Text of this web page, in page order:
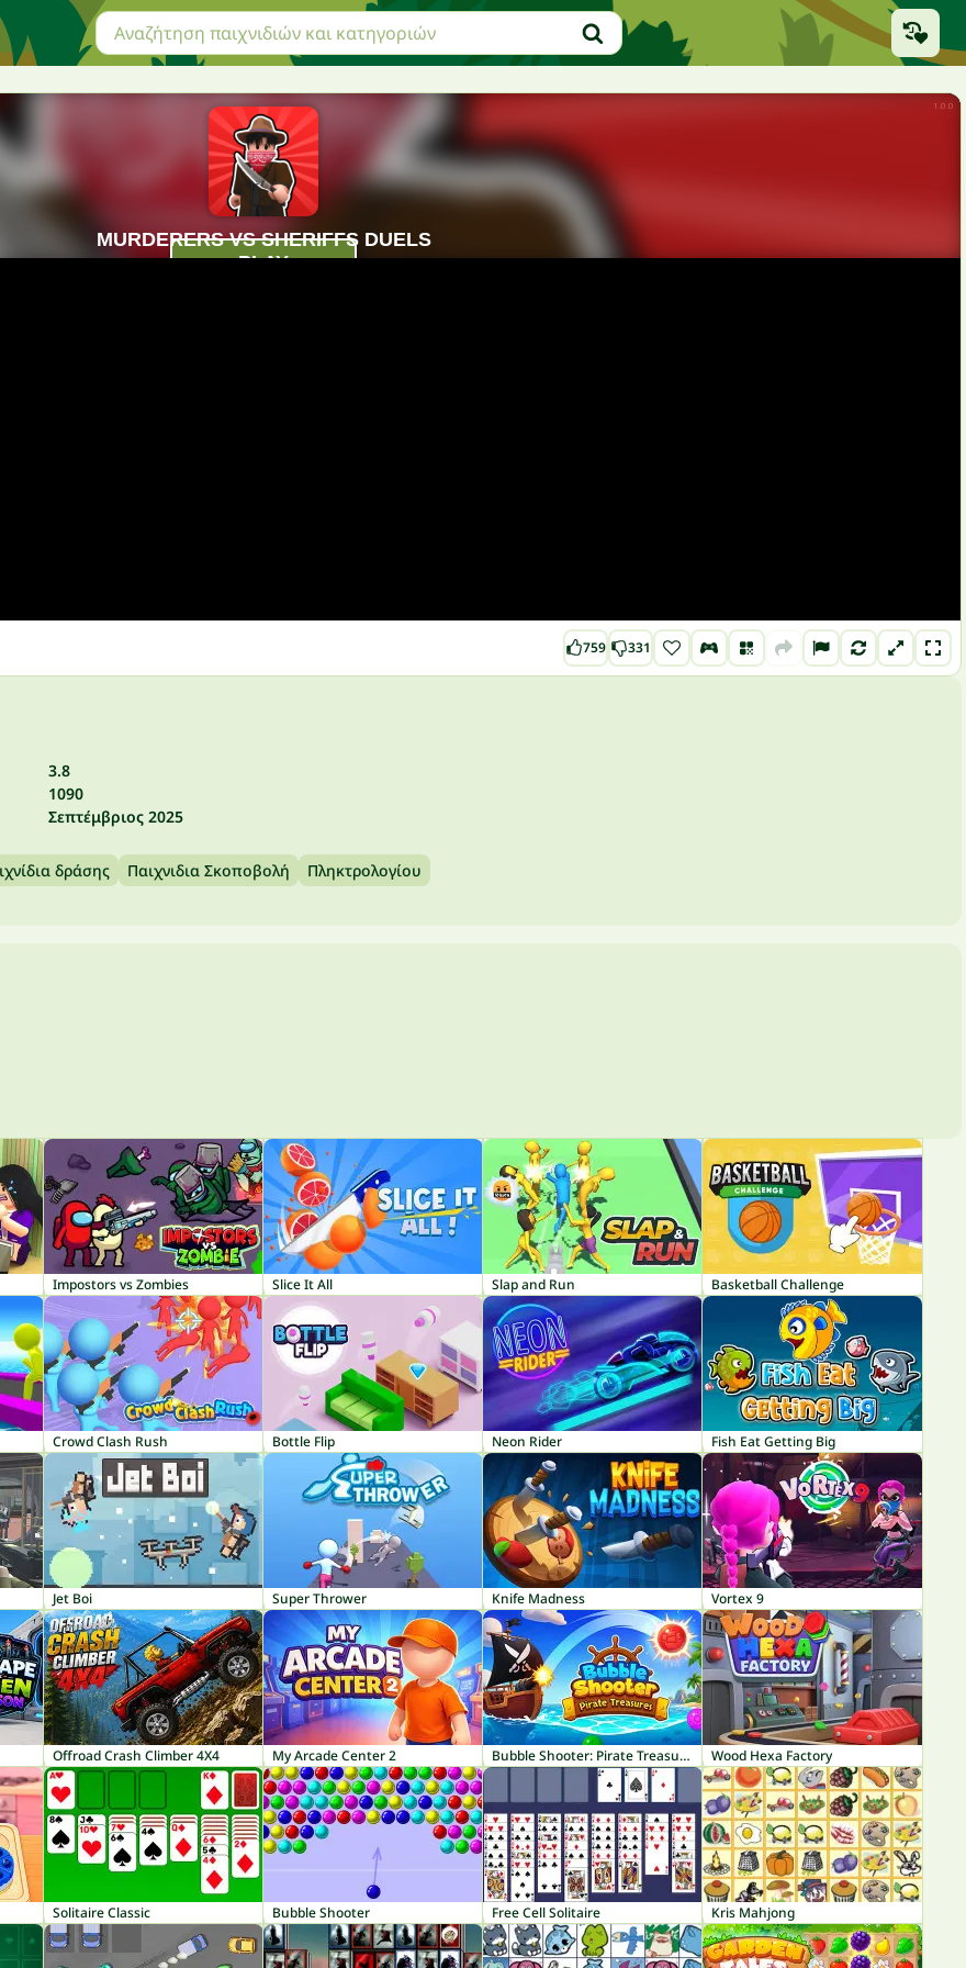
759 331
3.8
1090
Σεπτέμβριος 2025
δράσης Παιχνιδια Σκοποβολή Πληκτρολογίου
Impostors vs Zombies Slice It All Slap and Run Basketball Challenge
Crowd Clash Rush Bottle Flip Neon Rider Fish Eat Getting Big
Jet Boi Super Thrower Knife Madness Vortex 9
Offroad Crash Climber 4X4 My Arcade Center 2 Bubble Shooter: Pirate Treasures Wood Hexa Factory
Solitaire Classic Bubble Shooter Free Cell Solitaire Kris Mahjong